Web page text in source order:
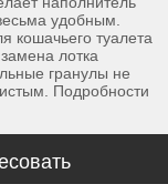
удобным.
кошачьего туалета
лотка
гранулы не
Подробности